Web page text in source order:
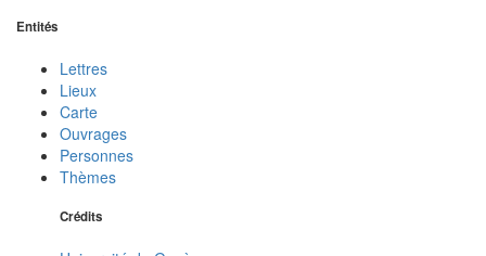
Entités
Lettres
Lieux
Carte
Ouvrages
Personnes
Thèmes
Crédits